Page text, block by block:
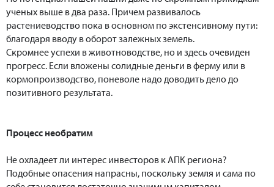
ученых выше в два раза. Причем развивалось
растениеводство пока в основном по экстенсивному пути:
благодаря вводу в оборот залежных земель.
Скромнее успехи в животноводстве, но и здесь очевиден
прогресс. Если вложены солидные деньги в ферму или в
кормопроизводство, поневоле надо доводить дело до
позитивного результата.
Процесс необратим
Не охладеет ли интерес инвесторов к АПК региона?
Подобные опасения напрасны, поскольку земля и сама по